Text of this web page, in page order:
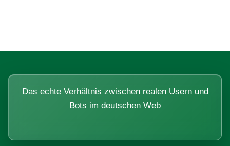
Das echte Verhältnis zwischen realen Usern und
Bots im deutschen Web